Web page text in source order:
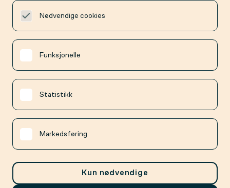
Nødvendige cookies
Funksjonelle
Statistikk
Markedsføring
Kun nødvendige